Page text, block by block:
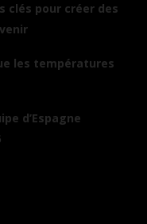
clés pour créer des
les températures
d’Espagne